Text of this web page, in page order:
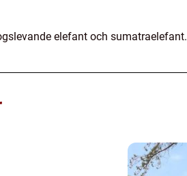
elefant och sumatraelefant.